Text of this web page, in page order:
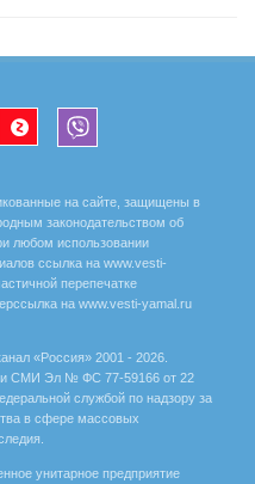
на сайте, защищены в
законодательством об
любом использовании
ссылка на www.vesti-
перепечатке
на www.vesti-yamal.ru
«Россия» 2001 - 2026.
СМИ Эл № ФС 77-59166 от 22
службой по надзору за
в сфере массовых
унитарное предприятие